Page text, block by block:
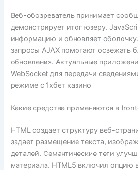
Веб-обозреватель принимает
демонстрирует итог юзеру.
информацию и обновляет
запросы AJAX помогают освежать
обновления. Актуальные
WebSocket для передачи
режиме с 1хбет казино.
Какие средства применяются в
HTML создает структуру веб-
задает размещение текста,
деталей. Семантические теги
материала. HTML5 включил опцию